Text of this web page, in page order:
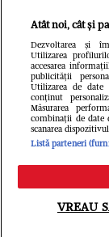
Meniu
Atât noi, cât și
Dezvoltarea și
Utilizarea
accesarea
publicității
Utilizarea de date
conținut
Măsurarea
combinații de date
scanarea
Listă parteneri
VREAU